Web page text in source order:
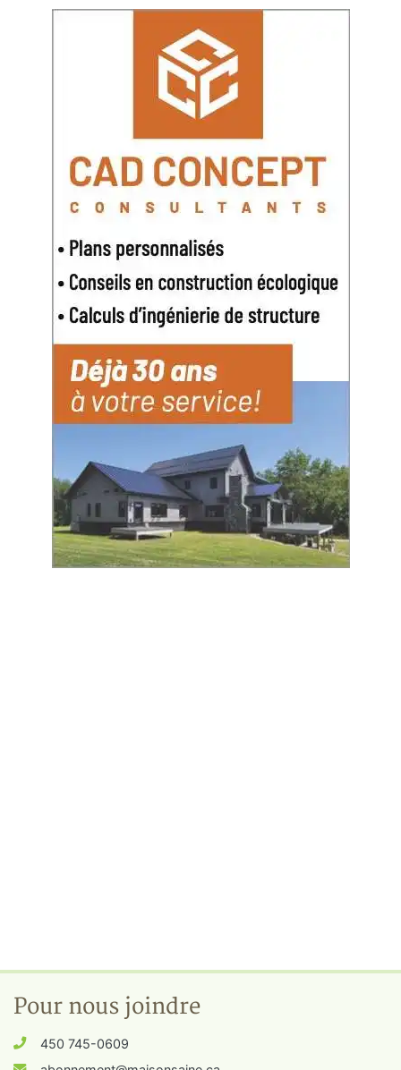
Pour nous joindre
450 745-0609